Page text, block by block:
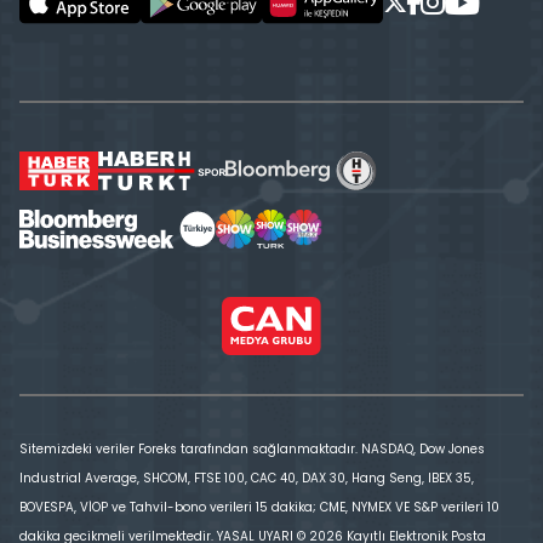
Sitemizdeki veriler Foreks tarafından sağlanmaktadır. NASDAQ, Dow Jones
Industrial Average, SHCOM, FTSE 100, CAC 40, DAX 30, Hang Seng, IBEX 35,
BOVESPA, VİOP ve Tahvil-bono verileri 15 dakika; CME, NYMEX VE S&P verileri 10
dakika gecikmeli verilmektedir. YASAL UYARI © 2026 Kayıtlı Elektronik Posta